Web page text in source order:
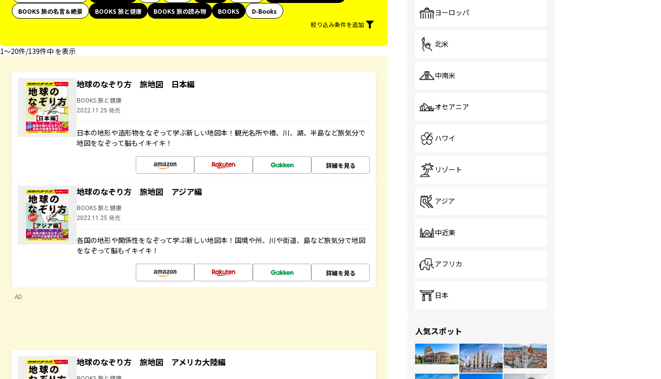
BOOKS 旅の名言＆絶景
BOOKS 旅と健康 BOOKS 旅の読み物 BOOKS
D-Books
絞り込み条件を追加
1〜20件/139件中 を表示
地球のなぞり方 旅地図 日本編
BOOKS 旅と健康
2022.11.25 発売
日本の地形や造形物をなぞって学ぶ新しい地図本！観光名所や橋、川、湖、半島など旅気分で
地図をなぞって脳もイキイキ！
詳細を見る
地球のなぞり方 旅地図 アジア編
BOOKS 旅と健康
2022.11.25 発売
各国の地形や関係性をなぞって学ぶ新しい地図本！国境や州、川や街道、島など旅気分で地図
をなぞって脳もイキイキ！
詳細を見る
AD
地球のなぞり方 旅地図 アメリカ大陸編
ヨーロッパ
北米
中南米
オセアニア
ハワイ
リゾート
アジア
中近東
アフリカ
日本
人気スポット